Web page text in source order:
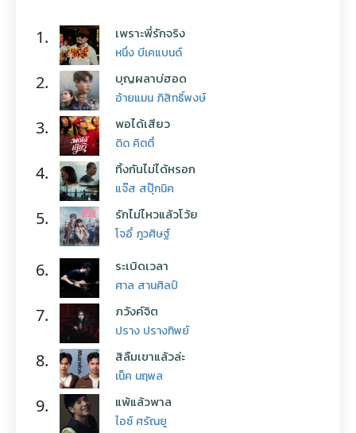
1. เพราะพี่รักจริง
หนึ่ง บีเคแบนด์
2. บุญผลาบ่ฮอด
อ้ายแมน ภิสิทธิ์พงษ์
3. พอได้เสียว
ดิด คิตตี้
4. ทิ้งกันไม่ได้หรอก
แจ๊ส สปุ๊กนิค
5. รักไม่ไหวแล้วโว้ย
โจอี้ ภูวศิษฐ์
6. ระเบิดเวลา
ศาล สานศิลป์
7. ภวังค์จิต
ปราง ปรางทิพย์
8. สิลืมเขาแล้วล่ะ
เน็ค นฤพล
9. แพ้แล้วพาล
ไอซ์ ศรัณยู